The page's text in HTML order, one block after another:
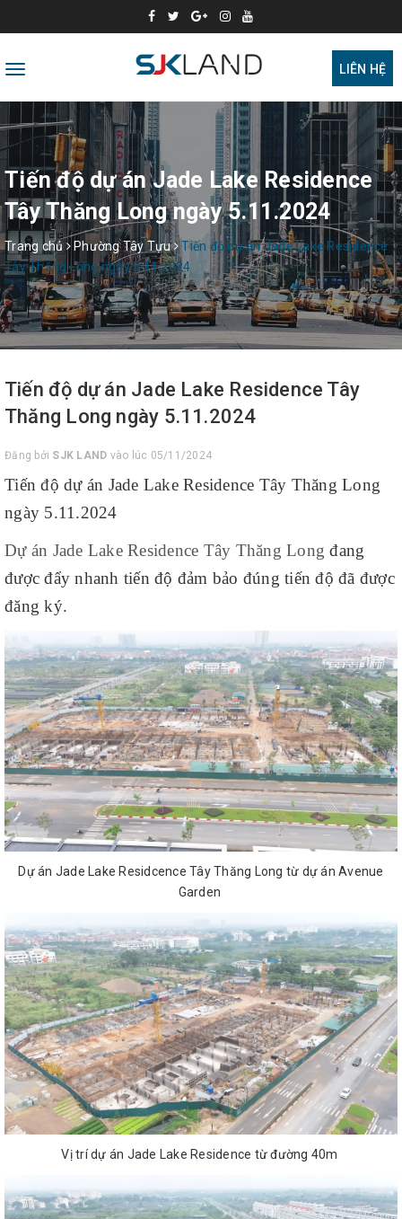
Toggle
LIÊN HỆ
Tiến độ dự án Jade Lake Residence
Tây Thăng Long ngày 5.11.2024
Trang chủ Phường Tây Tựu
Tiến độ dự án Jade Lake Residence
Tây Thăng Long ngày 5.11.2024
Tiến độ dự án Jade Lake Residence Tây
Thăng Long ngày 5.11.2024
Đăng bởi SJK LAND vào lúc 05/11/2024
Tiến độ dự án Jade Lake Residence Tây Thăng Long
ngày 5.11.2024
Dự án Jade Lake Residence Tây Thăng Long đang
được đẩy nhanh tiến độ đảm bảo đúng tiến độ đã được
đăng ký.
Dự án Jade Lake Residcence Tây Thăng Long từ dự án Avenue
Garden
Vị trí dự án Jade Lake Residence từ đường 40m